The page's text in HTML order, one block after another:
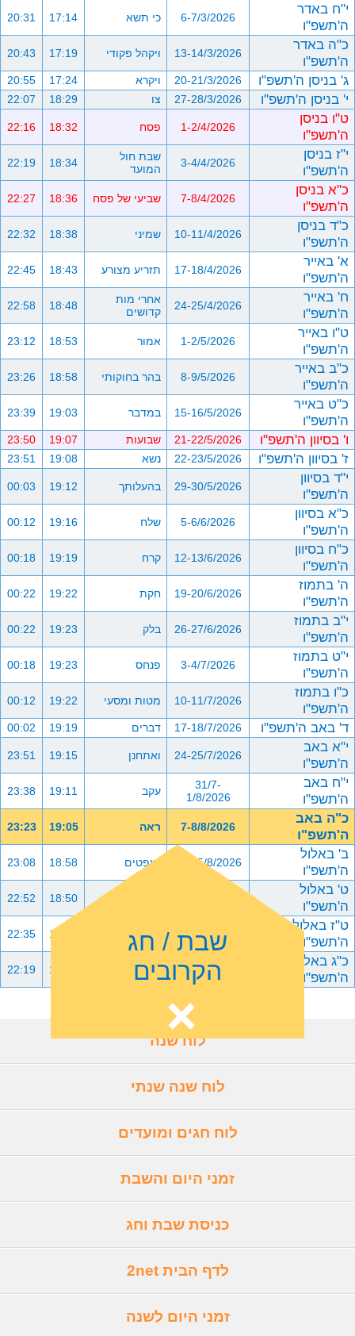
י"ח באדר
ה'תשפ"ו
6-7/3/2026 כי תשא 17:14
20:31
כ"ה באדר
ה'תשפ"ו
13-14/3/2026 ויקהל פקודי 17:19
20:43
ג' בניסן ה'תשפ"ו 20-21/3/2026 ויקרא 17:24
20:55
י' בניסן ה'תשפ"ו 27-28/3/2026 צו 18:29
22:07
ט"ו בניסן
ה'תשפ"ו
1-2/4/2026 פסח 18:32
22:16
י"ז בניסן
ה'תשפ"ו
3-4/4/2026
שבת חול
המועד
18:34
22:19
כ"א בניסן
ה'תשפ"ו
7-8/4/2026 שביעי של פסח 18:36
22:27
כ"ד בניסן
ה'תשפ"ו
10-11/4/2026 שמיני 18:38
22:32
א' באייר
ה'תשפ"ו
17-18/4/2026 תזריע מצורע 18:43
22:45
ח' באייר
ה'תשפ"ו
24-25/4/2026
אחרי מות
קדושים
18:48
22:58
ט"ו באייר
ה'תשפ"ו
1-2/5/2026 אמור 18:53
23:12
כ"ב באייר
ה'תשפ"ו
8-9/5/2026 בהר בחוקותי 18:58
23:26
כ"ט באייר
ה'תשפ"ו
15-16/5/2026 במדבר 19:03
23:39
ו' בסיוון ה'תשפ"ו 21-22/5/2026 שבועות 19:07
23:50
ז' בסיוון ה'תשפ"ו 22-23/5/2026 נשא 19:08
23:51
י"ד בסיוון
ה'תשפ"ו
29-30/5/2026 בהעלותך 19:12
00:03
כ"א בסיוון
ה'תשפ"ו
5-6/6/2026 שלח 19:16
00:12
כ"ח בסיוון
ה'תשפ"ו
12-13/6/2026 קרח 19:19
00:18
ה' בתמוז
ה'תשפ"ו
19-20/6/2026 חקת 19:22
00:22
י"ב בתמוז
ה'תשפ"ו
26-27/6/2026 בלק 19:23
00:22
י"ט בתמוז
ה'תשפ"ו
3-4/7/2026 פנחס 19:23
00:18
כ"ו בתמוז
ה'תשפ"ו
10-11/7/2026 מטות ומסעי 19:22
00:12
ד' באב ה'תשפ"ו 17-18/7/2026 דברים 19:19
00:02
י"א באב
ה'תשפ"ו
24-25/7/2026 ואתחנן 19:15
23:51
י"ח באב
ה'תשפ"ו
31/7-
1/8/2026
עקב 19:11
23:38
כ"ה באב
ה'תשפ"ו
7-8/8/2026 ראה 19:05
23:23
ב' באלול
ה'תשפ"ו
14-15/8/2026 שופטים 18:58
23:08
ט' באלול
ה'תשפ"ו
18:50
22:52
ט"ז באלול
ה'תשפ"ו
28-29/8/2026 כי תבוא 18:42
22:35
כ"ג באלול
ה'תשפ"ו
4-5/9/2026 ניצבים וילך 18:33
22:19
שבת / חג
הקרובים
לוח שנה
לוח שנה שנתי
לוח חגים ומועדים
זמני היום והשבת
כניסת שבת וחג
לדף הבית 2net
זמני היום לשנה